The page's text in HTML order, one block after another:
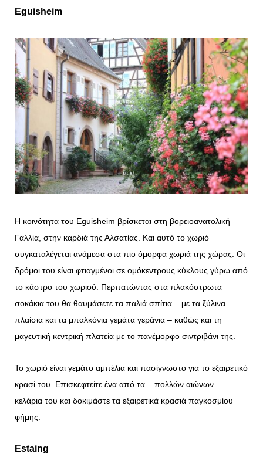
Eguisheim
Η κοινότητα του Eguisheim βρίσκεται στη βορειοανατολική
Γαλλία, στην καρδιά της Αλσατίας. Και αυτό το χωριό
συγκαταλέγεται ανάμεσα στα πιο όμορφα χωριά της χώρας. Οι
δρόμοι του είναι φτιαγμένοι σε ομόκεντρους κύκλους γύρω από
το κάστρο του χωριού. Περπατώντας στα πλακόστρωτα
σοκάκια του θα θαυμάσετε τα παλιά σπίτια – με τα ξύλινα
πλαίσια και τα μπαλκόνια γεμάτα γεράνια – καθώς και τη
μαγευτική κεντρική πλατεία με το πανέμορφο σιντριβάνι της.
Το χωριό είναι γεμάτο αμπέλια και πασίγνωστο για το εξαιρετικό
κρασί του. Επισκεφτείτε ένα από τα – πολλών αιώνων –
κελάρια του και δοκιμάστε τα εξαιρετικά κρασιά παγκοσμίου
φήμης.
Estaing